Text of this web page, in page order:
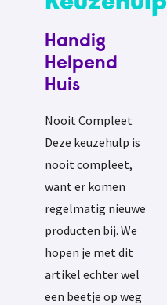
Handig
Helpend
Huis
Nooit Compleet
Deze keuzehulp is
nooit compleet,
want er komen
regelmatig nieuwe
producten bij. We
hopen je met dit
artikel echter wel
een beetje op weg